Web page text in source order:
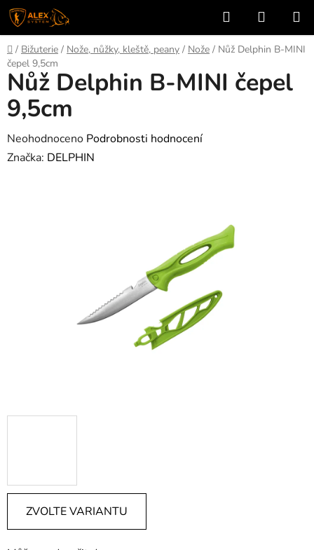
Přejít
na
obsah
Hledat
KOŠÍK
Domů
/ Bižuterie / Nože, nůžky, kleště, peany / Nože / Nůž Delphin B-MINI
čepel 9,5cm
ZVOLTE VARIANTU
Nůž Delphin B-MINI čepel
9,5cm
Průměrné
hodnocení
Neohodnoceno Podrobnosti hodnocení
Značka: DELPHIN